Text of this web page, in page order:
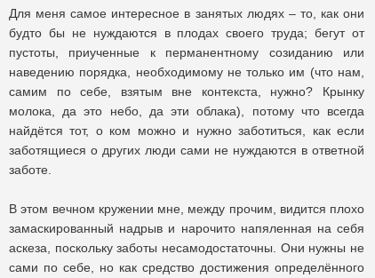
Для меня самое интересное в занятых людях – то, как они
будто бы не нуждаются в плодах своего труда; бегут от
пустоты, приученные к перманентному созиданию или
наведению порядка, необходимому не только им (что нам,
самим по себе, взятым вне контекста, нужно? Крынку
молока, да это небо, да эти облака), потому что всегда
найдётся тот, о ком можно и нужно заботиться, как если
заботящиеся о других люди сами не нуждаются в ответной
заботе.
В этом вечном кружении мне, между прочим, видится плохо
замаскированный надрыв и нарочито напяленная на себя
аскеза, поскольку заботы несамодостаточны. Они нужны не
сами по себе, но как средство достижения определённого